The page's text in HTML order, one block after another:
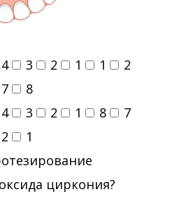
4 3 2 1 1
2
7
8
4 3 2 1 8
7
2
1
циркония?